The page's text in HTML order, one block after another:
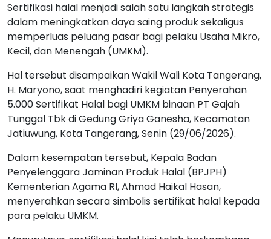
Sertifikasi halal menjadi salah satu langkah strategis
dalam meningkatkan daya saing produk sekaligus
memperluas peluang pasar bagi pelaku Usaha Mikro,
Kecil, dan Menengah (UMKM).
Hal tersebut disampaikan Wakil Wali Kota Tangerang,
H. Maryono, saat menghadiri kegiatan Penyerahan
5.000 Sertifikat Halal bagi UMKM binaan PT Gajah
Tunggal Tbk di Gedung Griya Ganesha, Kecamatan
Jatiuwung, Kota Tangerang, Senin (29/06/2026).
Dalam kesempatan tersebut, Kepala Badan
Penyelenggara Jaminan Produk Halal (BPJPH)
Kementerian Agama RI, Ahmad Haikal Hasan,
menyerahkan secara simbolis sertifikat halal kepada
para pelaku UMKM.